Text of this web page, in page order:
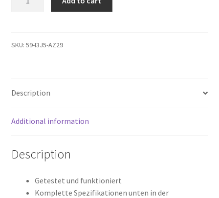
100563953
2.5
(PCB)
SKU: 59-I3J5-AZ29
Description
Additional information
Description
Getestet und funktioniert
Komplette Spezifikationen unten in der